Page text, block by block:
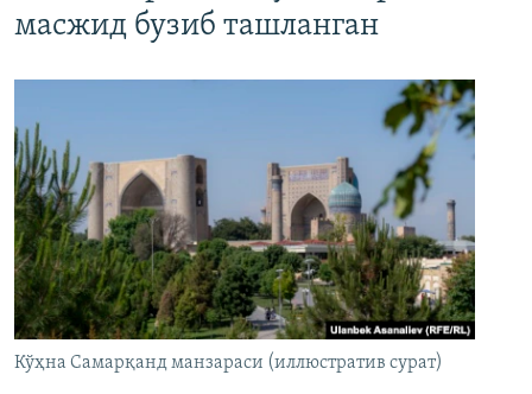
масжид бузиб ташланган
Кўҳна Самарқанд манзараси (иллюстратив сурат)